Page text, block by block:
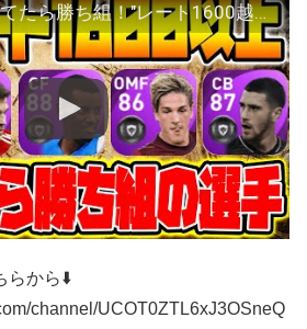
【徹底解説】持ってたら勝ち組！"レート1600越え"猛者150人以上が愛用。超激レアで強かったFPランキングTOP10！再登場求む。【ウイイレアプリ2021】【ウイイレ2021】
らから⬇️
channel/UCOT0ZTL6xJ3OSneQ